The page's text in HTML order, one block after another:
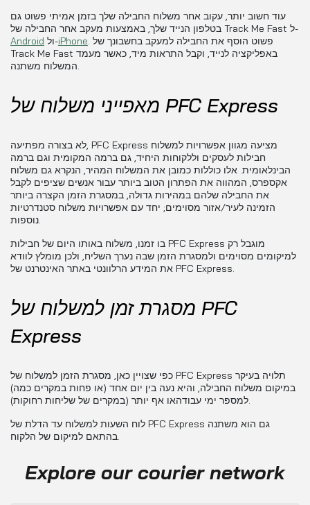
עוד חשוב יותר, עקוב אחר משלוח החבילה שלך בזמן אמיתי פשוט גם
בטלפון הנייד שלך, באמצעות מעקב אחר החבילה של Track Me Fast ל-
Android
ול-iPhone. פשוט הוסף את החבילה למעקב בחשבונך של
Track Me Fast באפליקציה לנייד, וקבל התראות מיד, כאשר מעמד
המשלוח משתנה.
מאפייני משלוח של PFC Express
לא בצורה מפתיעה, PFC Express מציעה מגוון אפשרויות למשלוח
חבילות לעסקים וללקוחות היחיד, גם ברמה המקומית וגם ברמה
הבינלאומית. אלו כוללות כמובן את המשלוח המהיר, הנקרא גם משלוח
אקספרס, המהווה את הפתרון הטוב ביותר עבור אנשים שציפים לקבל
את החבילה שלהם במהירות גדולה, במסגרת הזמן הקצרה ביותר
הזמינה לעיר/אזור מסוימים; יחד עם אפשרויות משלוח סטנדרטיות
נוספות.
בו זמנו, משלוח באותו היום של חבילות PFC Express מוגבל רק
למיקומים מסוימים ולמסגרת הזמן שבה נערך השליח, ולכן מומלץ לוודא
את המידע הרלוונטי באתר האינטרנט של PFC Express.
מסגרת זמן למשלוח של PFC
Express
כפי שצויין כאן, מסגרת הזמן למשלוח של PFC Express תלויה בעיקר
במיקום משלוח החבילה, והיא נעה בין יום אחד (או פחות במקרים כמה)
למספר ימי עבודהאו אף יותר (במקרים של שליחות רחוקות).
לוח השעות למשלוח עד הדלת של PFC Express גם הוא משתנה
בהתאם למיקום של הלקוח.
Explore our courier network